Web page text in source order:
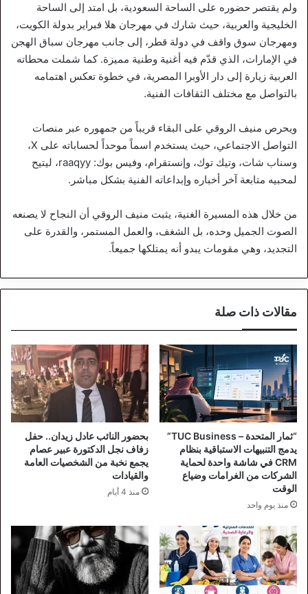
ولم يقتصر حضوره على الساحة السعودية، بل امتد إلى الساحة
الخليجية والعربية، حيث شارك في مهرجان هلا فبراير بدولة الكويت،
ومهرجان سوق واقف في دولة قطر، إلى جانب مهرجان سباق الهجن
في الإمارات، الذي قدّم فيه أغنية وطنية مميزة. كما شملت محطاته
العربية زيارة إلى دار الأوبرا المصرية، في خطوة تعكس اهتمامه
بالتواصل مع مختلف الثقافات الفنية.
ويحرص منيف الروقي على البقاء قريباً من جمهوره عبر منصات
التواصل الاجتماعي، حيث يستخدم اسماً موحداً لحساباته على X،
وسناب شات، وتيك توك، وإنستقرام، وفيس بوك: raaqyy، ليتيح
لمحبيه متابعة آخر أخباره وإبداعاته الفنية بشكل مباشر.
من خلال هذه المسيرة الغنية، يثبت منيف الروقي أن النجاح لا يصنعه
الصوت الجميل وحده، بل الشغف، والعمل المستمر، والقدرة على
التجديد، وهي مقومات يبدو أنه يمتلكها جميعاً.
مقالات ذات صلة
“ثمار المتحدة – TUC Business”
يدمج التنبيهات الاستباقية بنظام
CRM في شاشة واحدة لحماية
الشركات من الغرامات وضياع
الوقت
منذ يوم واحد
بحضور النائب عادل زيدان.. حفل
زفاف نجل الدكتورة عبير عصام
يجمع نخبة من الشخصيات العامة
والقيادات
منذ 4 أيام